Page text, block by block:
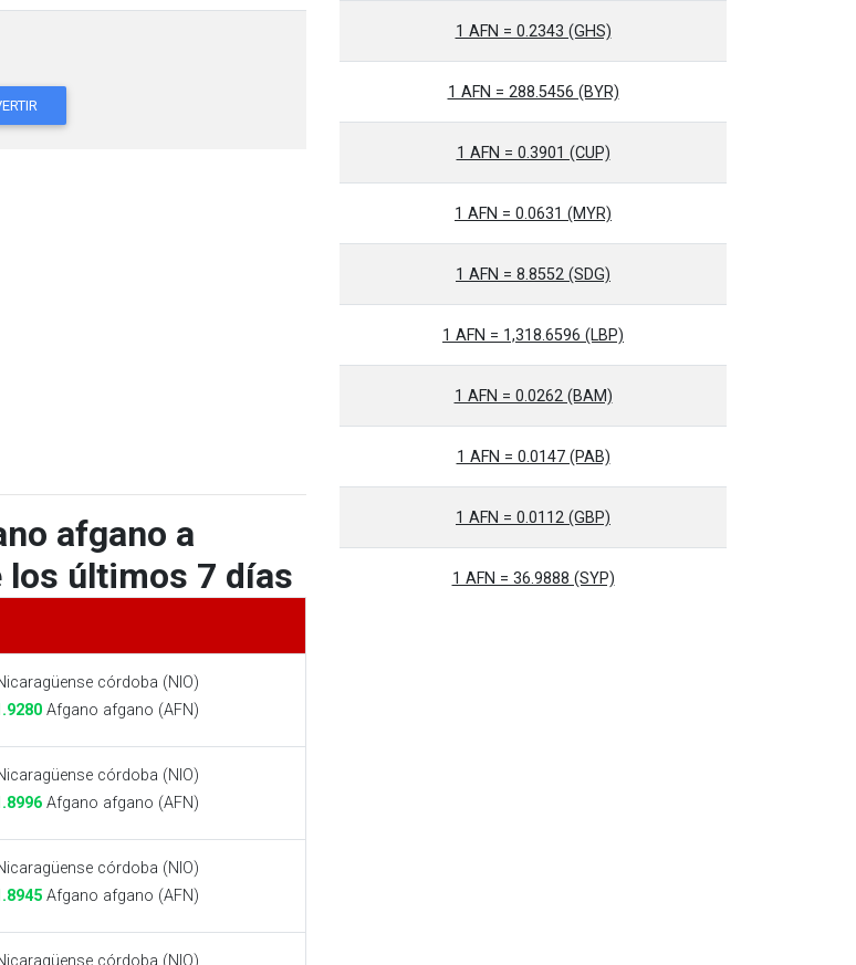
afgano a
los últimos 7 días
córdoba (NIO)
Afgano afgano (AFN)
córdoba (NIO)
Afgano afgano (AFN)
córdoba (NIO)
Afgano afgano (AFN)
córdoba (NIO)
1 AFN = 0.2343 (GHS)
1 AFN = 288.5456 (BYR)
1 AFN = 0.3901 (CUP)
1 AFN = 0.0631 (MYR)
1 AFN = 8.8552 (SDG)
1 AFN = 1,318.6596 (LBP)
1 AFN = 0.0262 (BAM)
1 AFN = 0.0147 (PAB)
1 AFN = 0.0112 (GBP)
1 AFN = 36.9888 (SYP)